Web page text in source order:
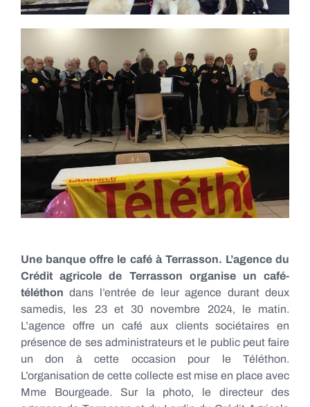
Une banque offre le café à Terrasson. L’agence du
Crédit agricole de Terrasson organise un café-
téléthon dans l’entrée de leur agence durant deux
samedis, les 23 et 30 novembre 2024, le matin.
L’agence offre un café aux clients sociétaires en
présence de ses administrateurs et le public peut faire
un don à cette occasion pour le Téléthon.
L’organisation de cette collecte est mise en place avec
Mme Bourgeade. Sur la photo, le directeur des